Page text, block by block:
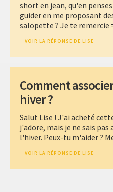
short en jean, qu'en
guider en me proposant
salopette ? Je te remercie
VOIR LA RÉPONSE DE LISE
Comment
hiver ?
Salut Lise ! J'ai acheté
j'adore, mais je ne sais
l'hiver. Peux-tu m'aider ?
VOIR LA RÉPONSE DE LISE